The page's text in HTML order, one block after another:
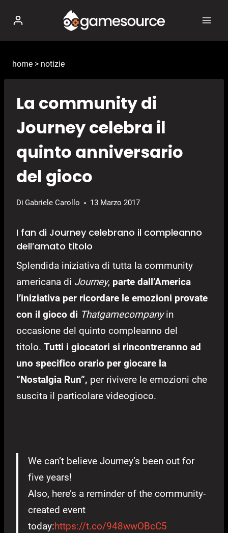
contenuto
home > notizie
La community di
Journey celebra il
quinto anniversario
del gioco
Di Gabriele Carollo 13 Marzo 2017
I fan di Journey celebrano il compleanno
dell’amato titolo
Splendida iniziativa di tutta la community
americana di Journey, parte dall’America
l’iniziativa per ricordare le emozioni provate
con il gioco di Thatgamecompanyin
occasione del quinto compleanno del
titolo. Tutti i giocatori si rincontreranno ad
uno specifico orario per giocare la
“Nostalgia Run”, per rivivere le emozioni che
suscita il particolare videogioco.
We can’t believe Journey’s been out for
five years!
Also, here’s a reminder of the community-
created event
today:https://t.co/948wwOBcC5